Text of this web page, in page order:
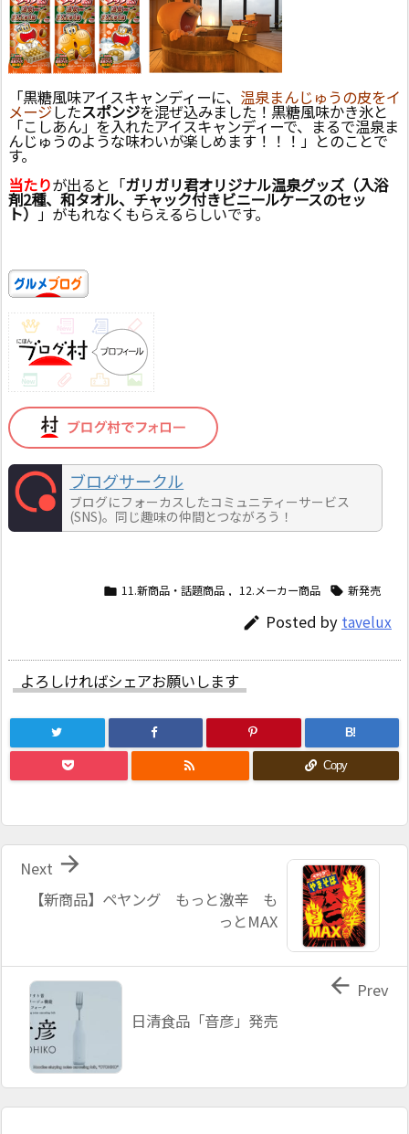
「黒糖風味アイスキャンディーに、 温泉まんじゅうの皮をイ
メージしたスポンジを混ぜ込みました！黒糖風味かき氷と
「こしあん」を入れたアイスキャンディーで、まるで温泉ま
んじゅうのような味わいが楽しめます！！！」とのことで
す。
当たりが出ると「ガリガリ君オリジナル温泉グッズ（入浴
剤2種、和タオル、チャック付きビニールケースのセッ
ト）」がもれなくもらえるらしいです。
ブログサークル
ブログにフォーカスしたコミュニティーサービス
(SNS)。同じ趣味の仲間とつながろう！
 11.新商品・話題商品 , 12.メーカー商品  新発売
 Posted by tavelux
よろしければシェアお願いします
B!
 Copy
【新商品】ペヤング もっと激辛 も
っとMAX

Next
日清食品「音彦」発売
 Prev